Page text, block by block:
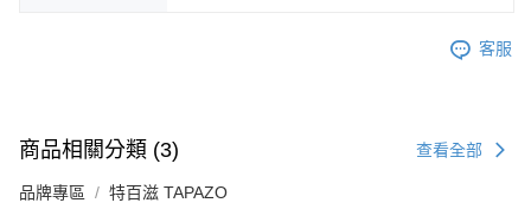
客服
商品相關分類 (3) 查看全部
品牌專區 特百滋 TAPAZO